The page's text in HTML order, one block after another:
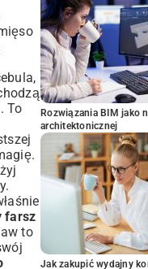
To
farsz
to
Rozwiązania BIM jako
architektonicznej
Jak zakupić wydajny